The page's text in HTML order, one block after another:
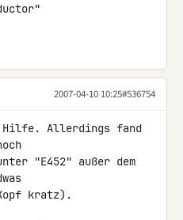
2007-04-10 10:25#536754
Hilfe. Allerdings fand
"E452" außer dem
kratz).